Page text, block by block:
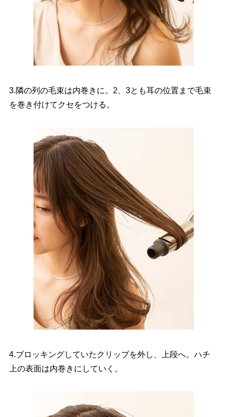
3.隣の列の毛束は内巻きに。2、3とも耳の位置まで毛束
を巻き付けてクセをつける。
4.ブロッキングしていたクリップを外し、上段へ。ハチ
上の表面は内巻きにしていく。